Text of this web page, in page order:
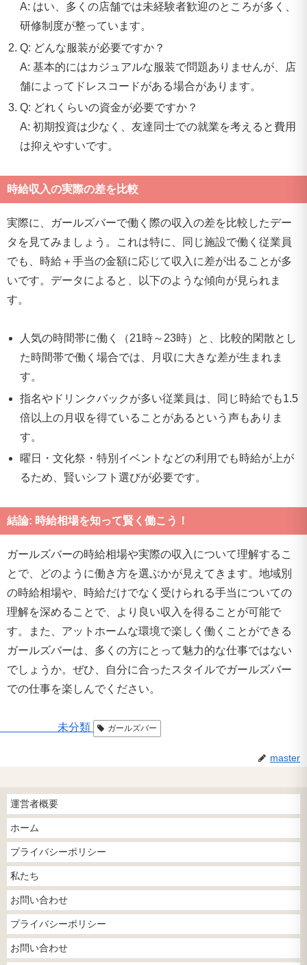
A: はい、多くの店舗では未経験者歓迎のところが多く、
研修制度が整っています。
Q: どんな服装が必要ですか？
A: 基本的にはカジュアルな服装で問題ありませんが、店
舗によってドレスコードがある場合があります。
Q: どれくらいの資金が必要ですか？
A: 初期投資は少なく、友達同士での就業を考えると費用
は抑えやすいです。
時給収入の実際の差を比較
実際に、ガールズバーで働く際の収入の差を比較したデー
タを見てみましょう。これは特に、同じ施設で働く従業員
でも、時給＋手当の金額に応じて収入に差が出ることが多
いです。データによると、以下のような傾向が見られま
す。
人気の時間帯に働く（21時～23時）と、比較的閑散とし
た時間帯で働く場合では、月収に大きな差が生まれま
す。
指名やドリンクバックが多い従業員は、同じ時給でも1.5
倍以上の月収を得ていることがあるという声もありま
す。
曜日・文化祭・特別イベントなどの利用でも時給が上が
るため、賢いシフト選びが必要です。
結論: 時給相場を知って賢く働こう！
ガールズバーの時給相場や実際の収入について理解するこ
とで、どのように働き方を選ぶかが見えてきます。地域別
の時給相場や、時給だけでなく受けられる手当についての
理解を深めることで、より良い収入を得ることが可能で
す。また、アットホームな環境で楽しく働くことができる
ガールズバーは、多くの方にとって魅力的な仕事ではない
でしょうか。ぜひ、自分に合ったスタイルでガールズバー
での仕事を楽しんでください。
未分類 ガールズバー
master
運営者概要
ホーム
プライバシーポリシー
私たち
お問い合わせ
プライバシーポリシー
お問い合わせ